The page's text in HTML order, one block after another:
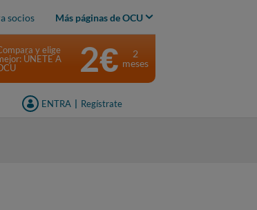
socios Más páginas de OCU
ENTRA Regístrate
y elige
ÚNETE A
2€
2
meses